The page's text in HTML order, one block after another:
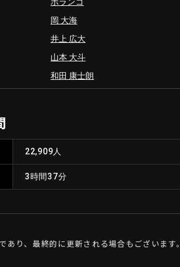
岡 大海
井上 広大
山本 大斗
和田 康士朗
22,909人
3時間37分
あり、最終的に更新される場合もございます。